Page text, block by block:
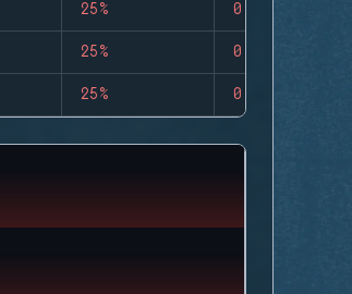
25% 0
25% 0
25% 0